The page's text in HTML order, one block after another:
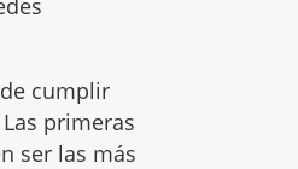
cumplir
primeras
ser las más